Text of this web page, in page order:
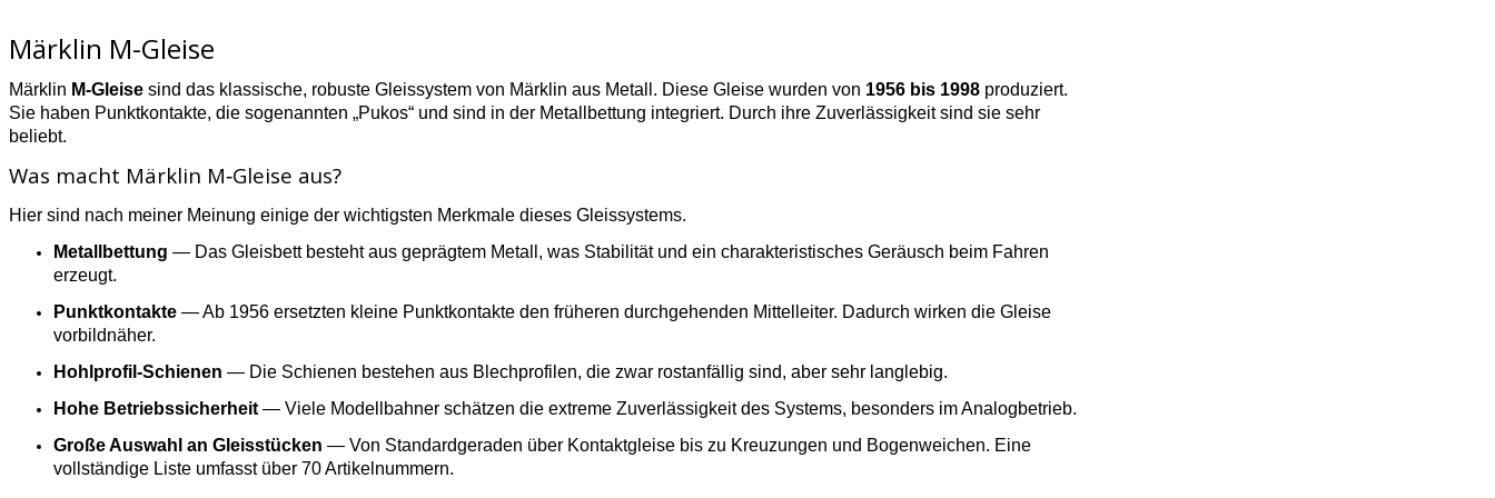
Märklin M-Gleise
Märklin M‑Gleise sind das klassische, robuste Gleissystem von Märklin aus Metall. Diese Gleise wurden von 1956 bis 1998 produziert.
Sie haben Punktkontakte, die sogenannten „Pukos“ und sind in der Metallbettung integriert. Durch ihre Zuverlässigkeit sind sie sehr
beliebt.
Was macht Märklin M‑Gleise aus?
Hier sind nach meiner Meinung einige der wichtigsten Merkmale dieses Gleissystems.
Metallbettung — Das Gleisbett besteht aus geprägtem Metall, was Stabilität und ein charakteristisches Geräusch beim Fahren
erzeugt.
Punktkontakte — Ab 1956 ersetzten kleine Punktkontakte den früheren durchgehenden Mittelleiter. Dadurch wirken die Gleise
vorbildnäher.
Hohlprofil-Schienen — Die Schienen bestehen aus Blechprofilen, die zwar rostanfällig sind, aber sehr langlebig.
Hohe Betriebssicherheit — Viele Modellbahner schätzen die extreme Zuverlässigkeit des Systems, besonders im Analogbetrieb.
Große Auswahl an Gleisstücken — Von Standardgeraden über Kontaktgleise bis zu Kreuzungen und Bogenweichen. Eine
vollständige Liste umfasst über 70 Artikelnummern.